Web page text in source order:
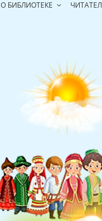
О БИБЛИОТЕКЕ